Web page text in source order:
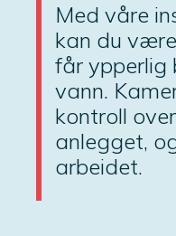
Med våre
kan du
får ypperlig
vann.
kontroll
anlegget,
arbeidet.